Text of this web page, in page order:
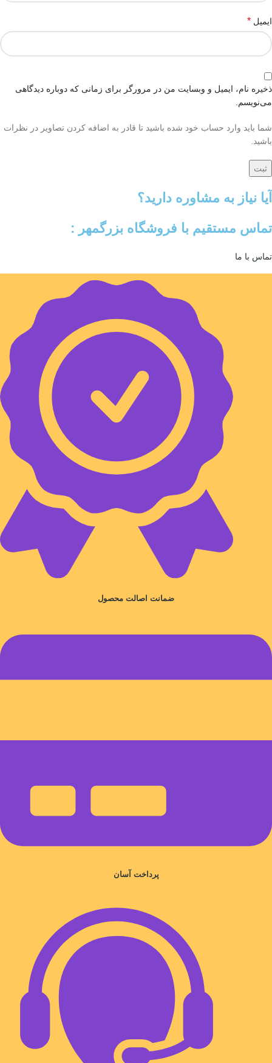
ایمیل *
ذخیره نام، ایمیل و وبسایت من در مرورگر برای زمانی که دوباره دیدگاهی
می‌نویسم.
شما باید وارد حساب خود شده باشید تا قادر به اضافه کردن تصاویر در نظرات
باشید.
آیا نیاز به مشاوره دارید؟
تماس مستقیم با فروشگاه بزرگمهر :
تماس با ما
ضمانت اصالت محصول
پرداخت آسان